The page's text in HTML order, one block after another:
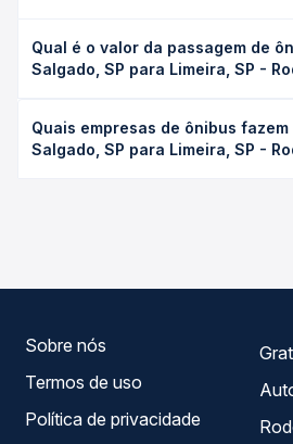
SP - Rodoviária leva em média 7h,
conforme a viação, o tipo de
duração exata de cada opção na
Qual é o valor da passagem de
Salgado, SP para Limeira, SP -
para Limeira, SP - Rodoviária custa
varia conforme a data da viagem, a
Quais empresas de ônibus
Salgado, SP para Limeira, SP -
Sobre nós
Termos de uso
Política de privacidade